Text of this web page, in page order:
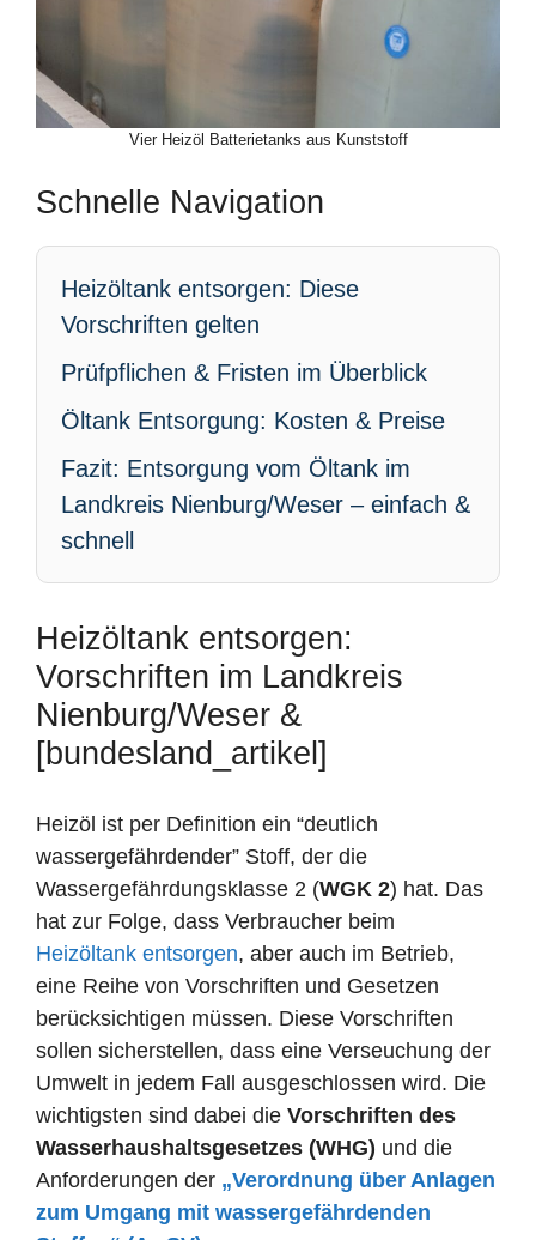
Vier Heizöl Batterietanks aus Kunststoff
Schnelle Navigation
Heizöltank entsorgen: Diese
Vorschriften gelten
Prüfpflichen & Fristen im Überblick
Öltank Entsorgung: Kosten & Preise
Fazit: Entsorgung vom Öltank im
Landkreis Nienburg/Weser – einfach &
schnell
Heizöltank entsorgen:
Vorschriften im Landkreis
Nienburg/Weser &
[bundesland_artikel]
Heizöl ist per Definition ein “deutlich
wassergefährdender” Stoff, der die
Wassergefährdungsklasse 2 (WGK 2) hat. Das
hat zur Folge, dass Verbraucher beim
Heizöltank entsorgen, aber auch im Betrieb,
eine Reihe von Vorschriften und Gesetzen
berücksichtigen müssen. Diese Vorschriften
sollen sicherstellen, dass eine Verseuchung der
Umwelt in jedem Fall ausgeschlossen wird. Die
wichtigsten sind dabei die Vorschriften des
Wasserhaushaltsgesetzes (WHG) und die
Anforderungen der „Verordnung über Anlagen
zum Umgang mit wassergefährdenden